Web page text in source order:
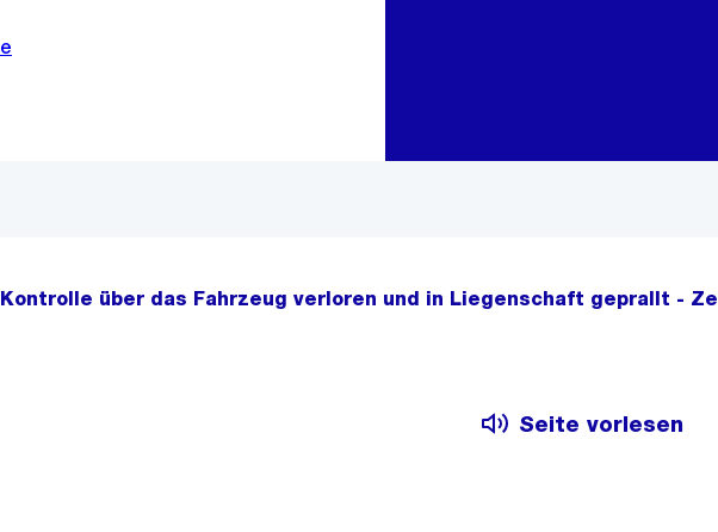
Kontrolle über das Fahrzeug verloren und in Liegenschaft geprallt -
Seite vorlesen